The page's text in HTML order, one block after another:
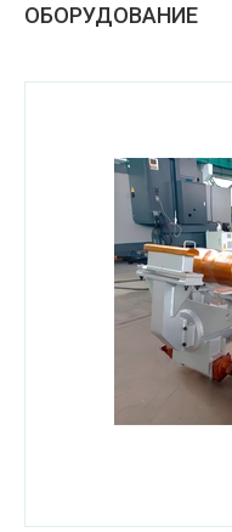
ОБОРУДОВАНИЕ